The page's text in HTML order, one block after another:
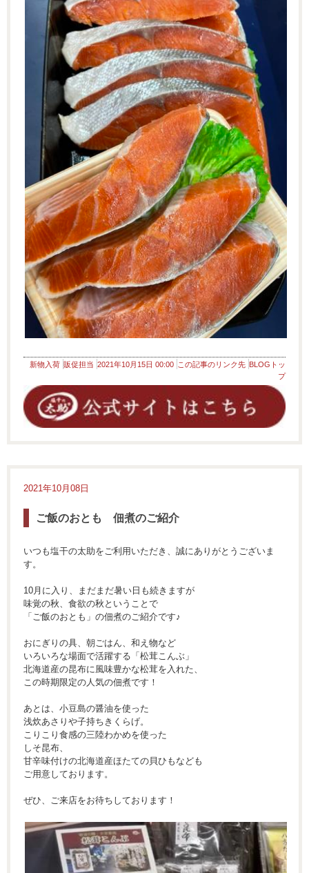
新物入荷 販促担当 2021年10月15日 00:00 この記事のリンク先 BLOGトッ
プ
2021年10月08日
ご飯のおとも 佃煮のご紹介
いつも塩干の太助をご利用いただき、誠にありがとうございま
す。
10月に入り、まだまだ暑い日も続きますが
味覚の秋、食欲の秋ということで
「ご飯のおとも」の佃煮のご紹介です♪
おにぎりの具、朝ごはん、和え物など
いろいろな場面で活躍する「松茸こんぶ」
北海道産の昆布に風味豊かな松茸を入れた、
この時期限定の人気の佃煮です！
あとは、小豆島の醤油を使った
浅炊あさりや子持ちきくらげ。
こりこり食感の三陸わかめを使った
しそ昆布、
甘辛味付けの北海道産ほたての貝ひもなども
ご用意しております。
ぜひ、ご来店をお待ちしております！